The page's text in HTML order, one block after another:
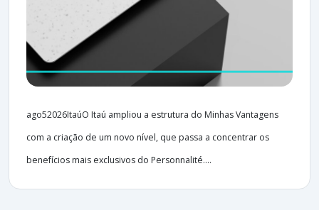
ago52026ItaúO Itaú ampliou a estrutura do Minhas Vantagens
com a criação de um novo nível, que passa a concentrar os
benefícios mais exclusivos do Personnalité....